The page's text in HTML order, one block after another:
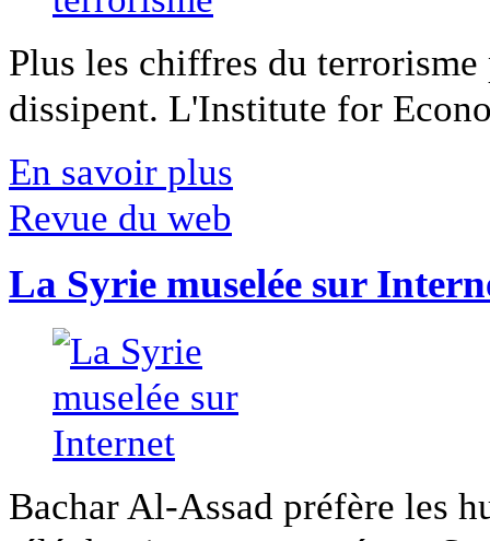
Plus les chiffres du
dissipent. L'Institute for
En savoir plus
Revue du web
La Syrie muselée sur
Bachar Al-Assad préfère les